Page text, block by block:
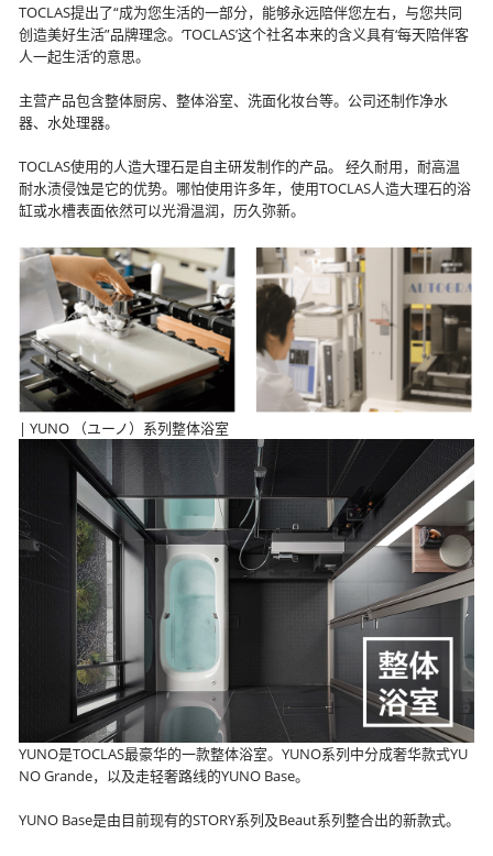
TOCLAS提出了“成为您生活的一部分，能够永远陪伴您左右，与您共同
创造美好生活”品牌理念。‘TOCLAS’这个社名本来的含义具有‘每天陪伴客
人一起生活’的意思。
主营产品包含整体厨房、整体浴室、洗面化妆台等。公司还制作净水
器、水处理器。
TOCLAS使用的人造大理石是自主研发制作的产品。 经久耐用，耐高温
耐水渍侵蚀是它的优势。哪怕使用许多年，使用TOCLAS人造大理石的浴
缸或水槽表面依然可以光滑温润，历久弥新。
| YUNO （ユーノ）系列整体浴室
YUNO是TOCLAS最豪华的一款整体浴室。YUNO系列中分成奢华款式YU
NO Grande，以及走轻奢路线的YUNO Base。
YUNO Base是由目前现有的STORY系列及Beaut系列整合出的新款式。